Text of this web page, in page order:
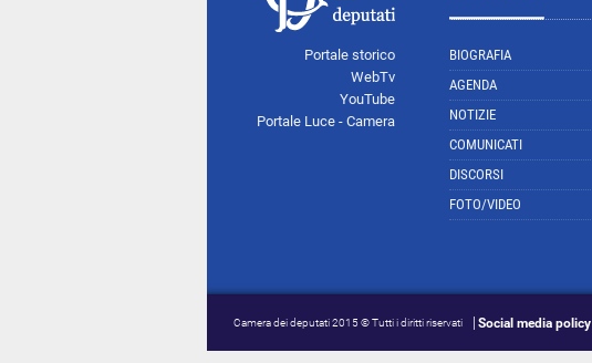
Portale storico
WebTv
YouTube
Portale Luce - Camera
BIOGRAFIA
AGENDA
NOTIZIE
COMUNICATI
DISCORSI
FOTO/VIDEO
Camera dei deputati 2015 © Tutti i diritti riservati Social media policy